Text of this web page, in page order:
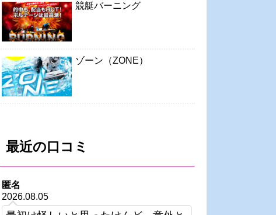
競艇バーニング
ゾーン（ZONE）
最近の口コミ
匿名
2026.08.05